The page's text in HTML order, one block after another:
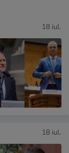
18 iul.
18 iul.